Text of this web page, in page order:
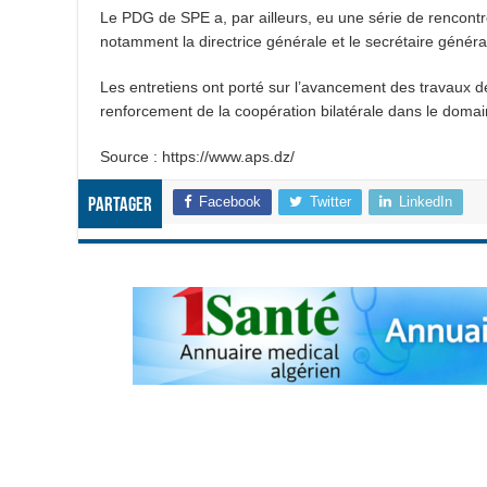
Le PDG de SPE a, par ailleurs, eu une série de
notamment la directrice générale et le secrétaire
Les entretiens ont porté sur l’avancement des travaux
renforcement de la coopération bilatérale dans le
Source : https://www.aps.dz/
Partager Facebook Twitter LinkedIn